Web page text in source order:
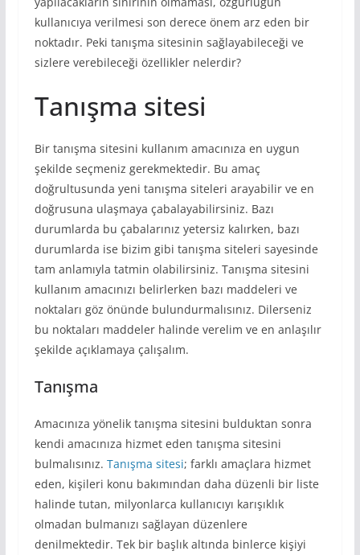
kullanıcıya verilmesi son derece önem arz eden bir
noktadır. Peki tanışma sitesinin sağlayabileceği ve
sizlere verebileceği özellikler nelerdir?
Tanışma sitesi
Bir tanışma sitesini kullanım amacınıza en uygun
şekilde seçmeniz gerekmektedir. Bu amaç
doğrultusunda yeni tanışma siteleri arayabilir ve en
doğrusuna ulaşmaya çabalayabilirsiniz. Bazı
durumlarda bu çabalarınız yetersiz kalırken, bazı
durumlarda ise bizim gibi tanışma siteleri sayesinde
tam anlamıyla tatmin olabilirsiniz. Tanışma sitesini
kullanım amacınızı belirlerken bazı maddeleri ve
noktaları göz önünde bulundurmalısınız. Dilerseniz
bu noktaları maddeler halinde verelim ve en anlaşılır
şekilde açıklamaya çalışalım.
Tanışma
Amacınıza yönelik tanışma sitesini bulduktan sonra
kendi amacınıza hizmet eden tanışma sitesini
bulmalısınız. Tanışma sitesi; farklı amaçlara hizmet
eden, kişileri konu bakımından daha düzenli bir liste
halinde tutan, milyonlarca kullanıcıyı karışıklık
olmadan bulmanızı sağlayan düzenlere
denilmektedir. Tek bir başlık altında binlerce kişiyi